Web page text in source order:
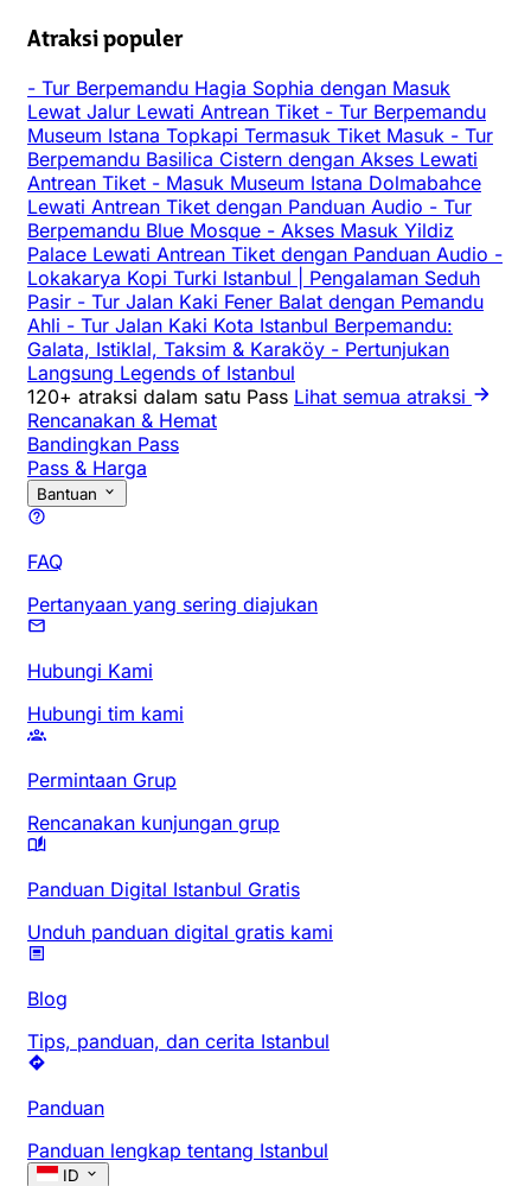
Atraksi populer
- Tur Berpemandu Hagia Sophia dengan Masuk
Lewat Jalur Lewati Antrean Tiket - Tur Berpemandu
Museum Istana Topkapi Termasuk Tiket Masuk - Tur
Berpemandu Basilica Cistern dengan Akses Lewati
Antrean Tiket - Masuk Museum Istana Dolmabahce
Lewati Antrean Tiket dengan Panduan Audio - Tur
Berpemandu Blue Mosque - Akses Masuk Yildiz
Palace Lewati Antrean Tiket dengan Panduan Audio -
Lokakarya Kopi Turki Istanbul | Pengalaman Seduh
Pasir - Tur Jalan Kaki Fener Balat dengan Pemandu
Ahli - Tur Jalan Kaki Kota Istanbul Berpemandu:
Galata, Istiklal, Taksim & Karaköy - Pertunjukan
Langsung Legends of Istanbul
120+ atraksi dalam satu Pass Lihat semua atraksi
Rencanakan & Hemat
Bandingkan Pass
Pass & Harga
Bantuan
FAQ
Pertanyaan yang sering diajukan
Hubungi Kami
Hubungi tim kami
Permintaan Grup
Rencanakan kunjungan grup
Panduan Digital Istanbul Gratis
Unduh panduan digital gratis kami
Blog
Tips, panduan, dan cerita Istanbul
Panduan
Panduan lengkap tentang Istanbul
ID